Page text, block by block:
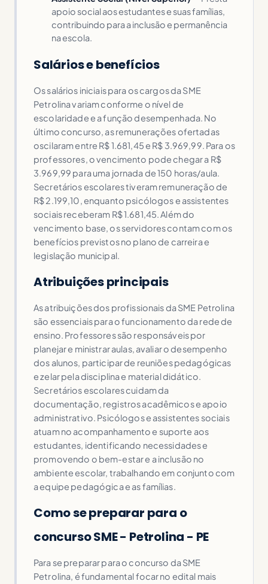
apoio social aos estudantes e suas famílias,
contribuindo para a inclusão e permanência
na escola.
Salários e benefícios
Os salários iniciais para os cargos da SME
Petrolina variam conforme o nível de
escolaridade e a função desempenhada. No
último concurso, as remunerações ofertadas
oscilaram entre R$ 1.681,45 e R$ 3.969,99. Para os
professores, o vencimento pode chegar a R$
3.969,99 para uma jornada de 150 horas/aula.
Secretários escolares tiveram remuneração de
R$ 2.199,10, enquanto psicólogos e assistentes
sociais receberam R$ 1.681,45. Além do
vencimento base, os servidores contam com os
benefícios previstos no plano de carreira e
legislação municipal.
Atribuições principais
As atribuições dos profissionais da SME Petrolina
são essenciais para o funcionamento da rede de
ensino. Professores são responsáveis por
planejar e ministrar aulas, avaliar o desempenho
dos alunos, participar de reuniões pedagógicas
e zelar pela disciplina e material didático.
Secretários escolares cuidam da
documentação, registros acadêmicos e apoio
administrativo. Psicólogos e assistentes sociais
atuam no acompanhamento e suporte aos
estudantes, identificando necessidades e
promovendo o bem-estar e a inclusão no
ambiente escolar, trabalhando em conjunto com
a equipe pedagógica e as famílias.
Como se preparar para o
concurso SME - Petrolina - PE
Para se preparar para o concurso da SME
Petrolina, é fundamental focar no edital mais